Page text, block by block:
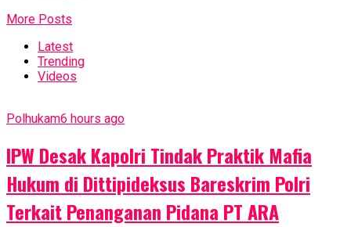
More Posts
Latest
Trending
Videos
Polhukam6 hours ago
IPW Desak Kapolri Tindak Praktik Mafia
Hukum di Dittipideksus Bareskrim Polri
Terkait Penanganan Pidana PT ARA